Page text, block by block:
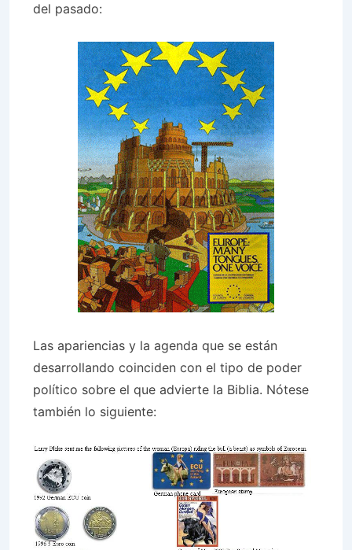
del pasado:
Las apariencias y la agenda que se están
desarrollando coinciden con el tipo de poder
político sobre el que advierte la Biblia. Nótese
también lo siguiente: